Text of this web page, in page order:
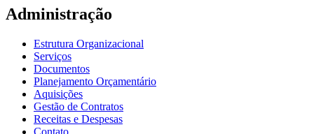
Administração
Estrutura Organizacional
Serviços
Documentos
Planejamento Orçamentário
Aquisições
Gestão de Contratos
Receitas e Despesas